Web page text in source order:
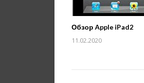
Обзор Apple iPad2
11.02.2020